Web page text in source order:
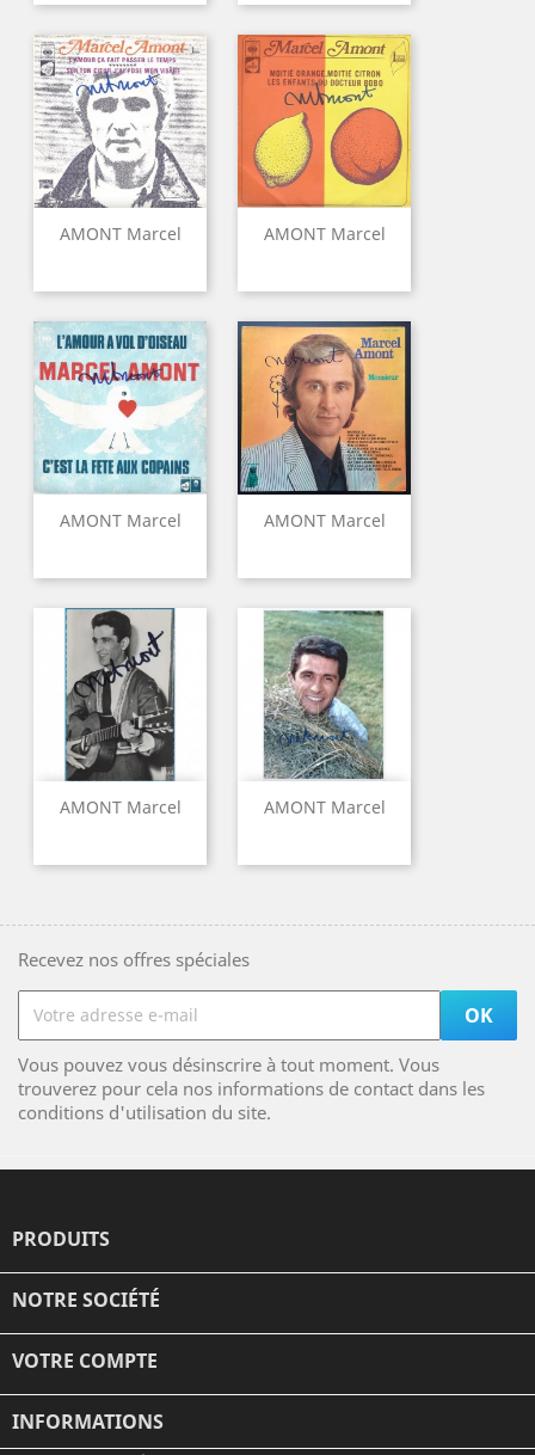
AMONT Marcel AMONT Marcel
AMONT Marcel AMONT Marcel
AMONT Marcel AMONT Marcel
Recevez nos offres spéciales
Vous pouvez vous désinscrire à tout moment. Vous
trouverez pour cela nos informations de contact dans les
conditions d'utilisation du site.
PRODUITS
NOTRE SOCIÉTÉ
VOTRE COMPTE
INFORMATIONS